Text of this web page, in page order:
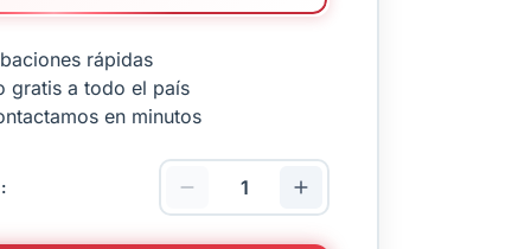
rápidas
gratis a todo el país
en minutos